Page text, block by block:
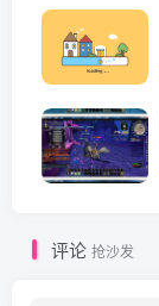
评论 抢沙发